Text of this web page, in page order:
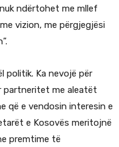
ndërtohet me mllef
vizion, me përgjegjësi
politik. Ka nevojë për
partneritet me aleatët
që e vendosin interesin e
e Kosovës meritojnë
premtime të